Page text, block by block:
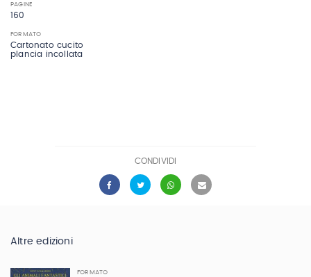
PAGINE
160
FORMATO
Cartonato cucito
plancia incollata
CONDIVIDI
Altre edizioni
FORMATO